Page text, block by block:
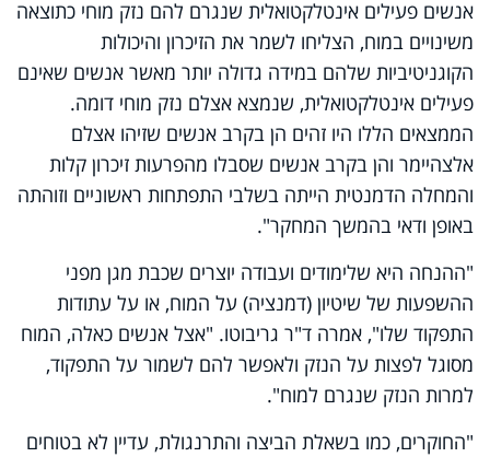
אנשים פעילים אינטלקטואלית שנגרם להם נזק מוחי כתוצאה
משינויים במוח, הצליחו לשמר את הזיכרון והיכולות
הקוגניטיביות שלהם במידה גדולה יותר מאשר אנשים שאינם
פעילים אינטלקטואלית, שנמצא אצלם נזק מוחי דומה.
הממצאים הללו היו זהים הן בקרב אנשים שזיהו אצלם
אלצהיימר והן בקרב אנשים שסבלו מהפרעות זיכרון קלות
והמחלה הדמנטית הייתה בשלבי התפתחות ראשוניים וזוהתה
באופן ודאי בהמשך המחקר".
"ההנחה היא שלימודים ועבודה יוצרים שכבת מגן מפני
ההשפעות של שיטיון (דמנציה) על המוח, או על עתודות
התפקוד שלו", אמרה ד"ר גריבוטו. "אצל אנשים כאלה, המוח
מסוגל לפצות על הנזק ולאפשר להם לשמור על התפקוד,
למרות הנזק שנגרם למוח".
"החוקרים, כמו בשאלת הביצה והתרנגולת, עדיין לא בטוחים